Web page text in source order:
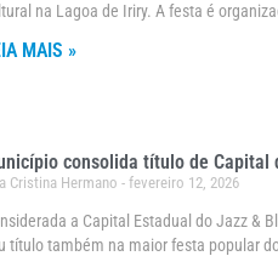
na Lagoa de Iriry. A festa é
MAIS »
consolida título de Capital
Cristina Hermano fevereiro 12, 2026
a Capital Estadual do Jazz &
título também na maior festa popular